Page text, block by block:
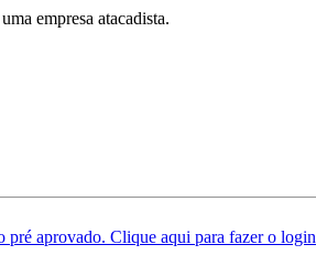
empresa atacadista.
pré aprovado. Clique aqui para fazer o login